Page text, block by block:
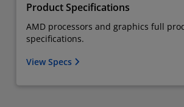
Product Specifications
AMD processors and graphics full
specifications.
View Specs